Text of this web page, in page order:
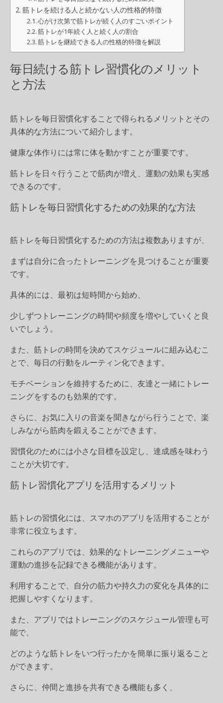
筋トレを続ける人と続かない人の性格的特徴
心がけ次第で筋トレが続く人のすごいポイント
筋トレが1年続く人と続く人の割合
筋トレを継続できる人の性格的特徴を解説
毎日続ける筋トレ習慣化のメリット
と方法
筋トレを毎日習慣化することで得られるメリットとその
具体的な方法について紹介します。
健康な体作りには常に体を動かすことが重要です。
筋トレを日々行うことで筋肉が増え、運動の効果も実感
できるのです。
筋トレを毎日習慣化するための効果的な方法
筋トレを毎日習慣化するための方法は複数ありますが、
まずは自分に合ったトレーニングを見つけることが重要
です。
具体的には、最初は短時間から始め、
少しずつトレーニングの時間や頻度を増やしていくと良
いでしょう。
また、筋トレの時間を決めてスケジュールに組み込むこ
とで、毎日の行動をルーティン化できます。
モチベーションを維持するために、友達と一緒にトレー
ニングをするのも効果的です。
さらに、お気に入りの音楽を聞きながら行うことで、楽
しみながら筋肉を鍛えることができます。
習慣化のためには小さな目標を設定し、達成感を味わう
ことが大切です。
筋トレ習慣化アプリを活用するメリット
筋トレの習慣化には、スマホのアプリを活用することが
非常に役立ちます。
これらのアプリでは、効果的なトレーニングメニューや
運動の進捗を記録できる機能があります。
利用することで、自分の筋力や持久力の変化を具体的に
把握しやすくなります。
また、アプリではトレーニングのスケジュール管理も可
能で、
どのような筋トレをいつ行ったかを簡単に振り返ること
ができます。
さらに、仲間と進捗を共有できる機能も多く、